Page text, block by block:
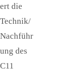
ert die
Technik/
Nachführ
ung des
C11